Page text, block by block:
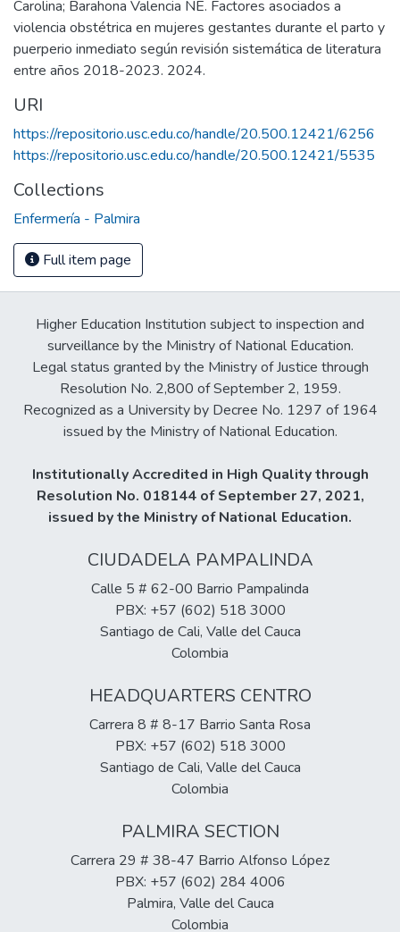
Carolina; Barahona Valencia NE. Factores asociados a
violencia obstétrica en mujeres gestantes durante el parto y
puerperio inmediato según revisión sistemática de literatura
entre años 2018-2023. 2024.
URI
https://repositorio.usc.edu.co/handle/20.500.12421/6256
https://repositorio.usc.edu.co/handle/20.500.12421/5535
Collections
Enfermería - Palmira
Full item page
Higher Education Institution subject to inspection and
surveillance by the Ministry of National Education.
Legal status granted by the Ministry of Justice through
Resolution No. 2,800 of September 2, 1959.
Recognized as a University by Decree No. 1297 of 1964
issued by the Ministry of National Education.
Institutionally Accredited in High Quality through
Resolution No. 018144 of September 27, 2021,
issued by the Ministry of National Education.
CIUDADELA PAMPALINDA
Calle 5 # 62-00 Barrio Pampalinda
PBX: +57 (602) 518 3000
Santiago de Cali, Valle del Cauca
Colombia
HEADQUARTERS CENTRO
Carrera 8 # 8-17 Barrio Santa Rosa
PBX: +57 (602) 518 3000
Santiago de Cali, Valle del Cauca
Colombia
PALMIRA SECTION
Carrera 29 # 38-47 Barrio Alfonso López
PBX: +57 (602) 284 4006
Palmira, Valle del Cauca
Colombia